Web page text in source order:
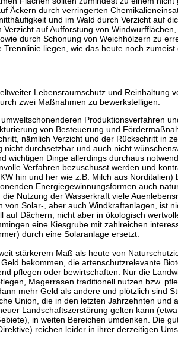
Äckern durch verringerten
und im Wald durch Verzicht auf
auf Aufforstung von Windwurfflächen,
durch Schonung von Weichhölzern zu
liegen, wie das heute noch zumeist
Lebensraumschutz und Reinhaltung
zwei Maßnahmen zu bewerkstelligen:
Produktionsverfahren
von Besteuerung und
nämlich Verzicht und der Rückschritt in
durchsetzbar und auch nicht
wichtigen Dinge allerdings durchaus
Verfahren bezuschusst werden und
hin und her wie z.B. Milch aus Norditalien)
Energiegewinnungsformen auch
Nutzung der Wasserkraft viele
Solar-, aber auch Windkraftanlagen, ist
auf Dächern, nicht aber in ökologisch
eine Kiesgrube mit zahlreichen
durch eine Solaranlage ersetzt.
stärkerem Maß als heute von
bekommen, die artenschutzrelevante
pflegen oder bewirtschaften. Nur die
Magerrasen traditionell nutzen bzw.
mehr Geld als andere und plötzlich sind
Union, die in den letzten Jahrzehnten und
Landschaftszerstörung gelten kann
in weiten Bereichen umdenken. Die
reichen leider in ihrer derzeitigen